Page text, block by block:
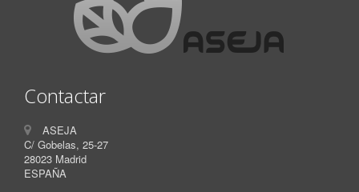
Contactar
ASEJA
C/ Gobelas, 25-27
28023 Madrid
ESPAÑA